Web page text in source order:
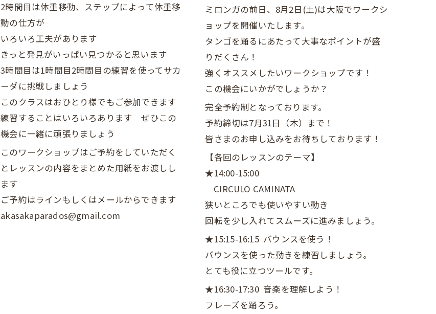
2時間目は体重移動、ステップによって体重移
動の仕方が
いろいろ工夫があります
きっと発見がいっぱい見つかると思います
3時間目は1時間目2時間目の練習を使ってサカ
ーダに挑戦しましょう
このクラスはおひとり様でもご参加できます
練習することはいろいろあります ぜひこの
機会に一緒に頑張りましょう
このワークショップはご予約をしていただく
とレッスンの内容をまとめた用紙をお渡しし
ます
ご予約はラインもしくはメールからできます
akasakaparados@gmail.com
ミロンガの前日、8月2日(土)は大阪でワークシ
ョップを開催いたします。
タンゴを踊るにあたって大事なポイントが盛
りだくさん！
強くオススメしたいワークショップです！
この機会にいかがでしょうか？
完全予約制となっております。
予約締切は7月31日（木）まで！
皆さまのお申し込みをお待ちしております！
【各回のレッスンのテーマ】
★14:00-15:00
CIRCULO CAMINATA
狭いところでも使いやすい動き
回転を少し入れてスムーズに進みましょう。
★15:15-16:15 バウンスを使う！
バウンスを使った動きを練習しましょう。
とても役に立つツールです。
★16:30-17:30 音楽を理解しよう！
フレーズを踊ろう。